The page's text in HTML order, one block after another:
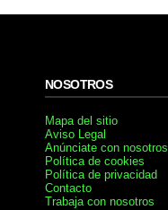
NOSOTROS
Mapa del sitio
Aviso Legal
Anúnciate con nosotros
Política de cookies
Política de privacidad
Contacto
Trabaja con nosotros